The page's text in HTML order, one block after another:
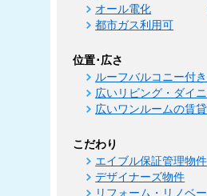
オール電化
都市ガス利用可
位置･広さ
ルーフバルコニー付
広いリビング・ダイ
広いワンルームの賃
こだわり
エイブル保証管理物件
デザイナーズ物件
リフォーム・リノベ